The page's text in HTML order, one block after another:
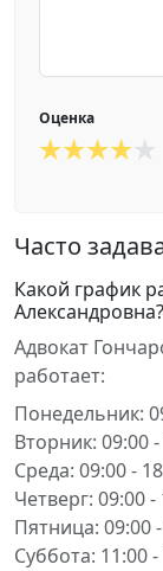
Оценка
Часто
Какой график
Александровна?
Адвокат
работает:
Понедельник:
Вторник: 09:00
Среда: 09:00 -
Четверг: 09:00 -
Пятница: 09:00
Суббота: 11:00